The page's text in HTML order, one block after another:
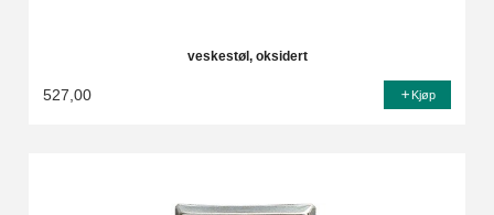
veskestøl, oksidert
527,00 Kjøp